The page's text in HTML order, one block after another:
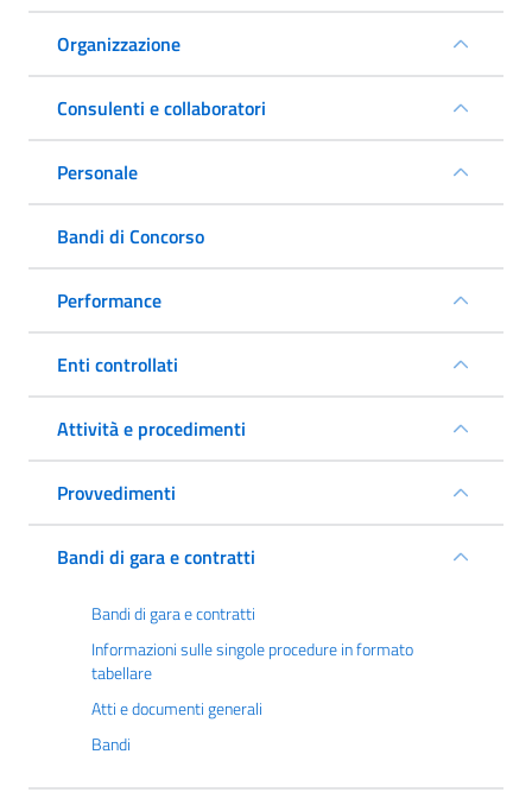
Organizzazione
Consulenti e collaboratori
Personale
Bandi di Concorso
Performance
Enti controllati
Attività e procedimenti
Provvedimenti
Bandi di gara e contratti
Bandi di gara e contratti
Informazioni sulle singole procedure in formato
tabellare
Atti e documenti generali
Bandi